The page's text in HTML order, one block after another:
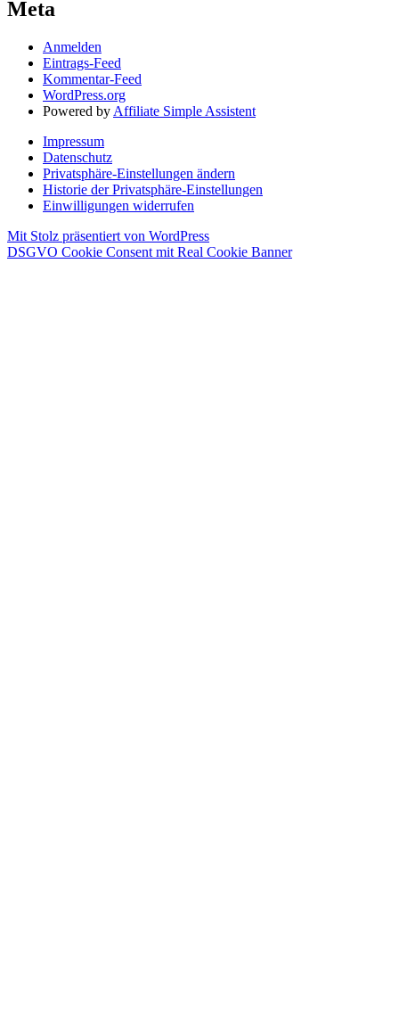
Meta
Anmelden
Eintrags-Feed
Kommentar-Feed
WordPress.org
Powered by Affiliate Simple Assistent
Impressum
Datenschutz
Privatsphäre-Einstellungen ändern
Historie der Privatsphäre-Einstellungen
Einwilligungen widerrufen
Mit Stolz präsentiert von WordPress
DSGVO Cookie Consent mit Real Cookie Banner